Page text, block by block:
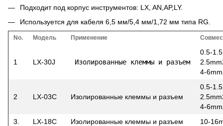
Подходит под корпус инструментов: LX, AN,AP,LY.
Используется для кабеля 6,5 мм/5,4 мм/1,72 мм типа RG.
No. Модель Применение
1 LX-30J Изолированные клеммы и разъем
0.5-
4-
2 LX-03C Изолированные клеммы и разъем
0.5-
4-
3.
LX-18C Изолированные клеммы и разъем
10-